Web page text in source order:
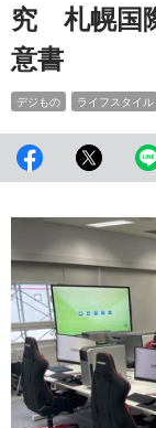
究 札幌国
意書
デジもの ライフスタイル